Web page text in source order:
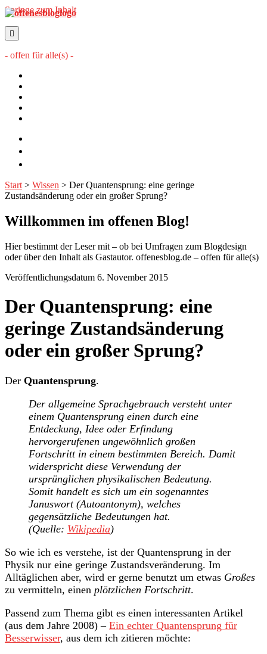
Springe zum Inhalt
offenesblog.de
- offen für alle(s) -
Start > Wissen > Der Quantensprung: eine geringe
Zustandsänderung oder ein großer Sprung?
Willkommen im offenen Blog!
Hier bestimmt der Leser mit – ob bei Umfragen zum Blogdesign
oder über den Inhalt als Gastautor. offenesblog.de – offen für alle(s)
Veröffentlichungsdatum 6. November 2015
Der Quantensprung: eine
geringe Zustandsänderung
oder ein großer Sprung?
Der Quantensprung.
Der allgemeine Sprachgebrauch versteht unter
einem Quantensprung einen durch eine
Entdeckung, Idee oder Erfindung
hervorgerufenen ungewöhnlich großen
Fortschritt in einem bestimmten Bereich. Damit
widerspricht diese Verwendung der
ursprünglichen physikalischen Bedeutung.
Somit handelt es sich um ein sogenanntes
Januswort (Autoantonym), welches
gegensätzliche Bedeutungen hat.
(Quelle: Wikipedia)
So wie ich es verstehe, ist der Quantensprung in der
Physik nur eine geringe Zustandsveränderung. Im
Alltäglichen aber, wird er gerne benutzt um etwas Großes
zu vermitteln, einen plötzlichen Fortschritt.
Passend zum Thema gibt es einen interessanten Artikel
(aus dem Jahre 2008) – Ein echter Quantensprung für
Besserwisser, aus dem ich zitieren möchte: